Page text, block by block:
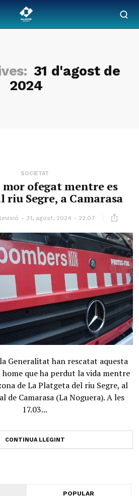
31 d'agost de
2024
SOCIETAT
mor ofegat mentre es
riu Segre, a Camarasa
31, agost, 2024 - 22:07
Generalitat han rescatat aquesta
home que ha perdut la vida mentre
de La Platgeta del riu Segre, al
de Camarasa (La Noguera). A les
17.03...
CONTINUA LLEGINT
POPULAR